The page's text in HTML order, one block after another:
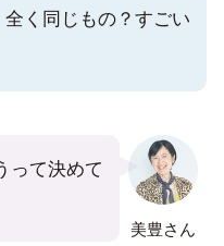
く同じもの？すごい
美豊さん
って決めて